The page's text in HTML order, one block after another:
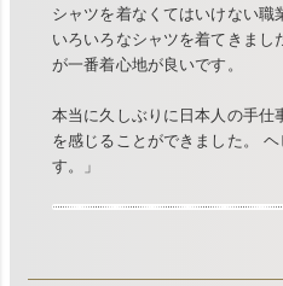
シャツを着なくてはいけない職
いろいろなシャツを着てきまし
が一番着心地が良いです。
本当に久しぶりに日本人の手仕
を感じることができました。
す。」